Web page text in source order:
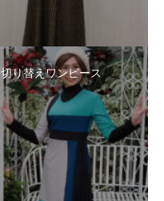
切り替えワンピース